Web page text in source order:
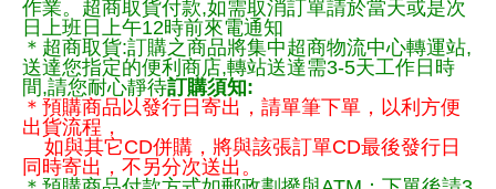
作業。超商取貨付款,如需取消訂單請於當天或是次
日上班日上午12時前來電通知
＊超商取貨:訂購之商品將集中超商物流中心轉運站,
送達您指定的便利商店,轉站送達需3-5天工作日時
間,請您耐心靜待訂購須知:
＊預購商品以發行日寄出，請單筆下單，以利方便
出貨流程，
如與其它CD併購，將與該張訂單CD最後發行日
同時寄出，不另分次送出。